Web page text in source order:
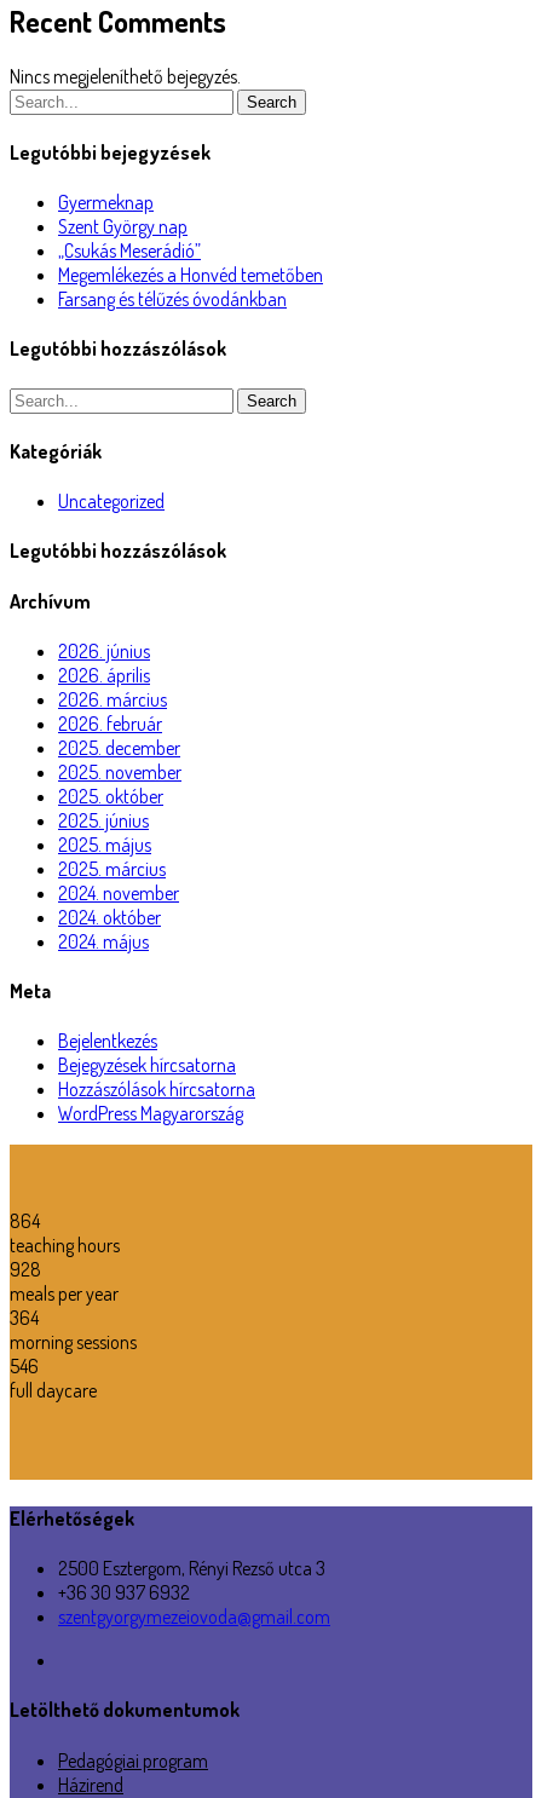
Recent Comments
Nincs megjeleníthető bejegyzés.
Search
Legutóbbi bejegyzések
Gyermeknap
Szent György nap
„Csukás Meserádió”
Megemlékezés a Honvéd temetőben
Farsang és télűzés óvodánkban
Legutóbbi hozzászólások
Search
Kategóriák
Uncategorized
Legutóbbi hozzászólások
Archívum
2026. június
2026. április
2026. március
2026. február
2025. december
2025. november
2025. október
2025. június
2025. május
2025. március
2024. november
2024. október
2024. május
Meta
Bejelentkezés
Bejegyzések hírcsatorna
Hozzászólások hírcsatorna
WordPress Magyarország
864
teaching hours
928
meals per year
364
morning sessions
546
full daycare
Elérhetőségek
2500 Esztergom, Rényi Rezső utca 3
+36 30 937 6932
szentgyorgymezeiovoda@gmail.com
Letölthető dokumentumok
Pedagógiai program
Házirend